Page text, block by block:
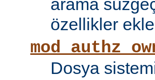
arama
özellikler
Dosya